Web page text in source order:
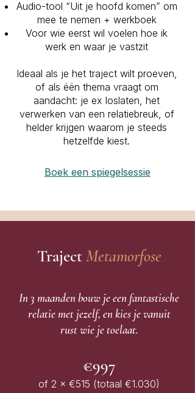
Audio-tool “Uit je hoofd komen” om
mee te nemen + werkboek
Voor wie eerst wil voelen hoe ik
werk en waar je vastzit
Ideaal als je het traject wilt proeven,
of als één thema vraagt om
aandacht: je ex loslaten, het
verwerken van een relatiebreuk, of
helder krijgen waarom je steeds
hetzelfde kiest.
Boek een spiegelsessie
TrajectMetamorfose
In 3 maanden bouw je een fantastische
relatie met jezelf, en kies je vanuit
rust wie je toelaat.
€997
of 2 × €515 (totaal €1.030)